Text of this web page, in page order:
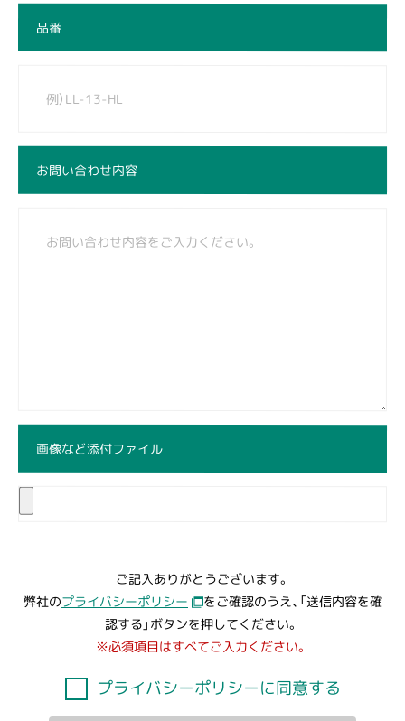
品番
お問い合わせ内容
画像など添付ファイル
ご記入ありがとうございます。
弊社のプライバシーポリシー をご確認のうえ、「送信内容を確
認する」ボタンを押してください。
※必須項目はすべてご入力ください。
プライバシーポリシーに同意する